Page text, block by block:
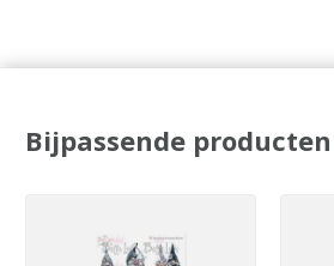
Bijpassende producten